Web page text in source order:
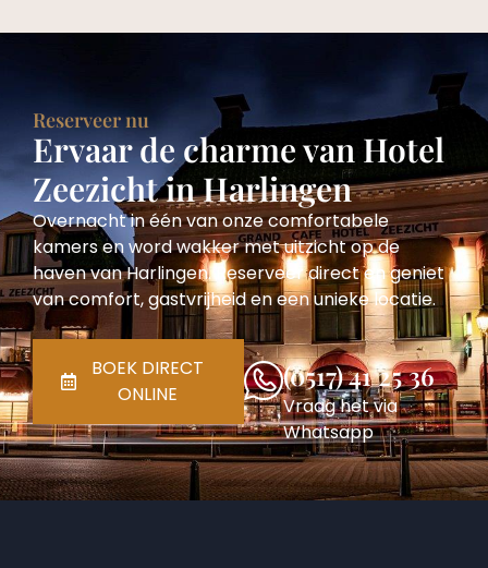
Reserveer nu
Ervaar de charme van Hotel
Zeezicht in Harlingen
Overnacht in één van onze comfortabele
kamers en word wakker met uitzicht op de
haven van Harlingen. Reserveer direct en geniet
van comfort, gastvrijheid en een unieke locatie.
BOEK DIRECT
ONLINE
(0517) 41 25 36
Vraag het via
Whatsapp